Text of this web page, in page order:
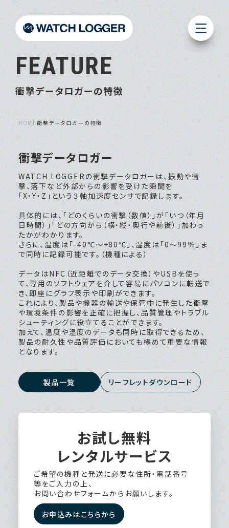
FEATURE
衝撃データロガーの特徴
HOME衝撃データロガーの特徴
衝撃データロガー
WATCH LOGGERの衝撃データロガーは、振動や衝
撃、落下など外部からの影響を受けた瞬間を
「X・Y・Z」という３軸加速度センサで記録します。
具体的には、「どのくらいの衝撃（数値）」が「いつ（年月
日時間）」「どの方向から（横・縦・奥行や前後）」加わっ
たかがわかります。
さらに、温度は「-40℃〜+80℃」、湿度は「0〜99％」ま
で同時に記録可能です。（機種による）
データはNFC（近距離でのデータ交換）やUSBを使っ
て、専用のソフトウェアを介して容易にパソコンに転送で
き、即座にグラフ表示や印刷ができます。
これにより、製品や機器の輸送や保管中に発生した衝撃
や環境条件の影響を正確に把握し、品質管理やトラブル
シューティングに役立てることができます。
加えて、温度や湿度のデータも同時に取得できるため、
製品の耐久性や品質評価においても極めて重要な情報
となります。
製品一覧 リーフレットダウンロード
お試し無料
レンタルサービス
ご希望の機種と発送に必要な住所・電話番号
等をご入力の上、
お問い合わせフォームからお願いします。
お申込みはこちらから
全機種が